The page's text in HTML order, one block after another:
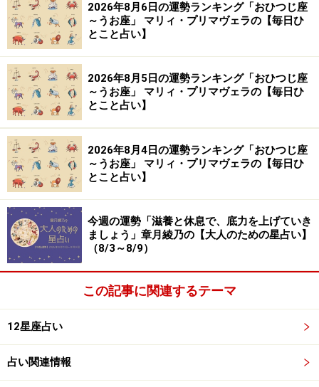
仮に、それが終電でもいいのです。オフィシャルとプラ
イベートを心理的に分けることで、ゆとりが取り戻せる
はず。
また、寝る前に1人になれる時間をつくるのもよい考
え。ぼんやりと過ごす、または、本当にやりたかったこ
とをやることでリセットがかかって、明日への英気が湧
いてきます。
夜の社交は、年長者メインで。不思議と打ち解けやす
く、バックアップをもらえるでしょう。
＞【幸せのカルテ】他の星座が気になる人はこちら
※記事内容は執筆時点のものです。最新の内容をご確認くださ
い。
【編集部おすすめの購入サイト】
2026年8月6日の運勢ランキング「おひつじ座
～うお座」 マリィ・プリマヴェラの【毎日ひ
とこと占い】
2026年8月5日の運勢ランキング「おひつじ座
～うお座」 マリィ・プリマヴェラの【毎日ひ
とこと占い】
2026年8月4日の運勢ランキング「おひつじ座
～うお座」 マリィ・プリマヴェラの【毎日ひ
とこと占い】
今週の運勢「滋養と休息で、底力を上げていき
ましょう」章月綾乃の【大人のための星占い】
（8/3～8/9）
この記事に関連するテーマ
12星座占い
占い関連情報